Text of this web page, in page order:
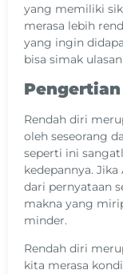
yang memiliki
merasa lebih
yang ingin
bisa simak
Rendah diri
oleh seseorang
seperti ini
kedepannya.
dari pernyataan
makna yang
minder.
Rendah diri
kita merasa